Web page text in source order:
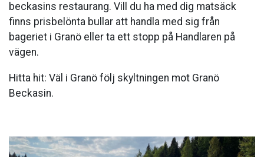
beckasins restaurang. Vill du ha med dig matsäck
finns prisbelönta bullar att handla med sig från
bageriet i Granö eller ta ett stopp på Handlaren på
vägen.
Hitta hit: Väl i Granö följ skyltningen mot Granö
Beckasin.